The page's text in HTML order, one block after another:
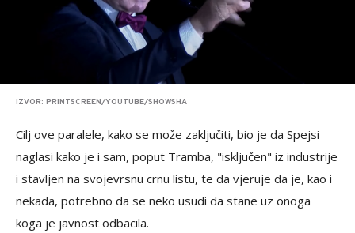
IZVOR: PRINTSCREEN/YOUTUBE/SHOWSHA
Cilj ove paralele, kako se može zaključiti, bio je da Spejsi
naglasi kako je i sam, poput Tramba, "isključen" iz industrije
i stavljen na svojevrsnu crnu listu, te da vjeruje da je, kao i
nekada, potrebno da se neko usudi da stane uz onoga
koga je javnost odbacila.